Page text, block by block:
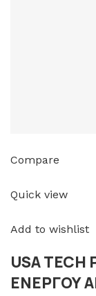
Compare
Quick view
Add to wishlist
USA
ΕΝΕΡΓΟΥ